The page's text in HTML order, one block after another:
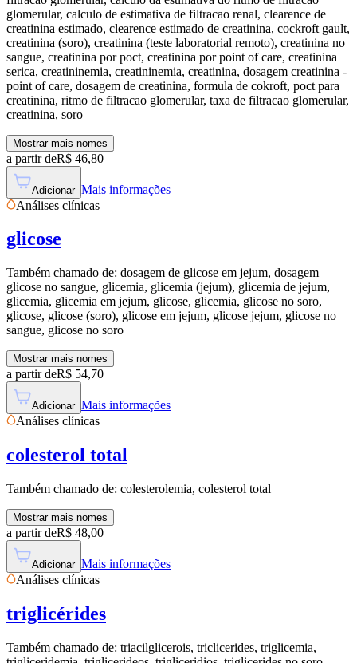
glomerular, calculo de estimativa de filtracao renal, clearence de
creatinina estimado, clearence estimado de creatinina, cockroft gault,
creatinina (soro), creatinina (teste laboratorial remoto), creatinina no
sangue, creatinina por poct, creatinina por point of care, creatinina
serica, creatininemia, creatininemia, creatinina, dosagem creatinina -
point of care, dosagem de creatinina, formula de cokroft, poct para
creatinina, ritmo de filtracao glomerular, taxa de filtracao glomerular,
creatinina, soro
Mostrar mais nomes
a partir deR$ 46,80
Adicionar Mais informações
Análises clínicas
glicose
Também chamado de: dosagem de glicose em jejum, dosagem
glicose no sangue, glicemia, glicemia (jejum), glicemia de jejum,
glicemia, glicemia em jejum, glicose, glicemia, glicose no soro,
glicose, glicose (soro), glicose em jejum, glicose jejum, glicose no
sangue, glicose no soro
Mostrar mais nomes
a partir deR$ 54,70
Adicionar Mais informações
Análises clínicas
colesterol total
Também chamado de: colesterolemia, colesterol total
Mostrar mais nomes
a partir deR$ 48,00
Adicionar Mais informações
Análises clínicas
triglicérides
Também chamado de: triacilglicerois, triclicerides, triglicemia,